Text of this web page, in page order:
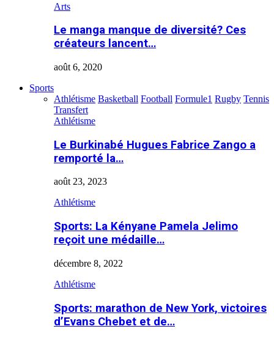
Arts
Le manga manque de diversité? Ces
créateurs lancent…
août 6, 2020
Sports
Athlétisme Basketball Football Formule1 Rugby Tennis
Transfert
Athlétisme
Le Burkinabé Hugues Fabrice Zango a
remporté la…
août 23, 2023
Athlétisme
Sports: La Kényane Pamela Jelimo
reçoit une médaille…
décembre 8, 2022
Athlétisme
Sports: marathon de New York, victoires
d’Evans Chebet et de…